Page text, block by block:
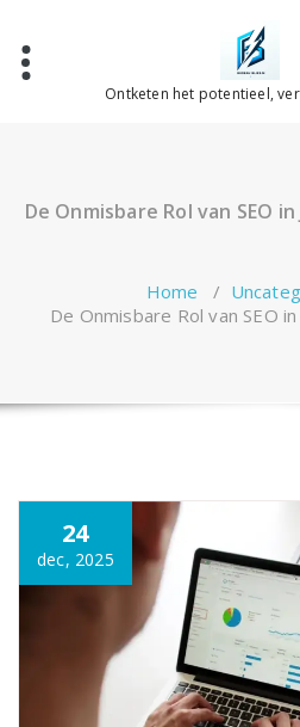
inhoud
Ontketen het potentieel,
De Onmisbare Rol van SEO
Home /
De Onmisbare Rol van SEO
24
dec, 2025